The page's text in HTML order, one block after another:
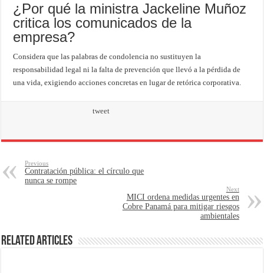
¿Por qué la ministra Jackeline Muñoz
critica los comunicados de la
empresa?
Considera que las palabras de condolencia no sustituyen la
responsabilidad legal ni la falta de prevención que llevó a la pérdida de
una vida, exigiendo acciones concretas en lugar de retórica corporativa.
tweet
Previous
Contratación pública: el círculo que
nunca se rompe
Next
MICI ordena medidas urgentes en
Cobre Panamá para mitigar riesgos
ambientales
Related Articles